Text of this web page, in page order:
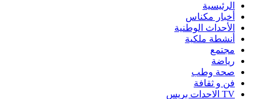
الرئيسية
أخبار مكناس
الأحداث الوطنية
أنشطة ملكية
مجتمع
رياضة
صحة وطب
فن و ثقافة
TV الاحدات بريس